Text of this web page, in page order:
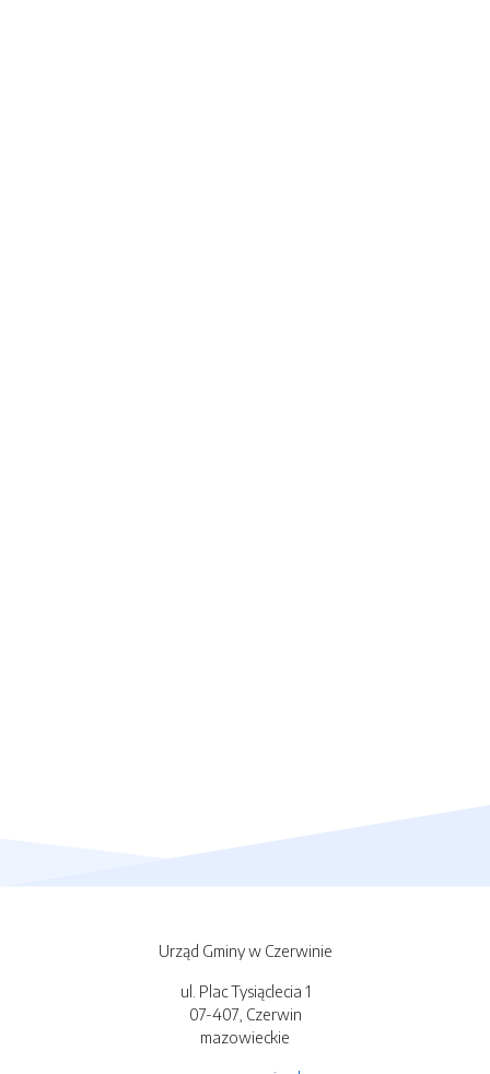
Urząd Gminy w Czerwinie
ul. Plac Tysiąclecia 1
07-407, Czerwin
mazowieckie